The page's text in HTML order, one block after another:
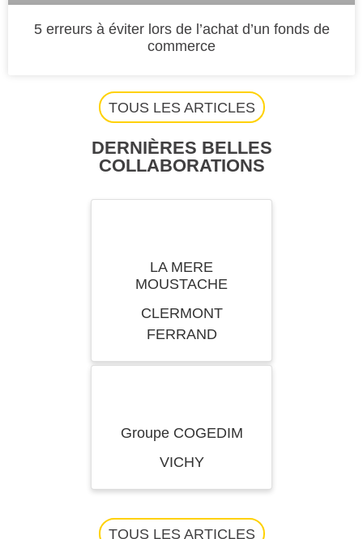
5 erreurs à éviter lors de l’achat d’un fonds de
commerce
TOUS LES ARTICLES
DERNIÈRES BELLES
COLLABORATIONS
LA MERE
MOUSTACHE
CLERMONT
FERRAND
Groupe COGEDIM
VICHY
TOUS LES ARTICLES